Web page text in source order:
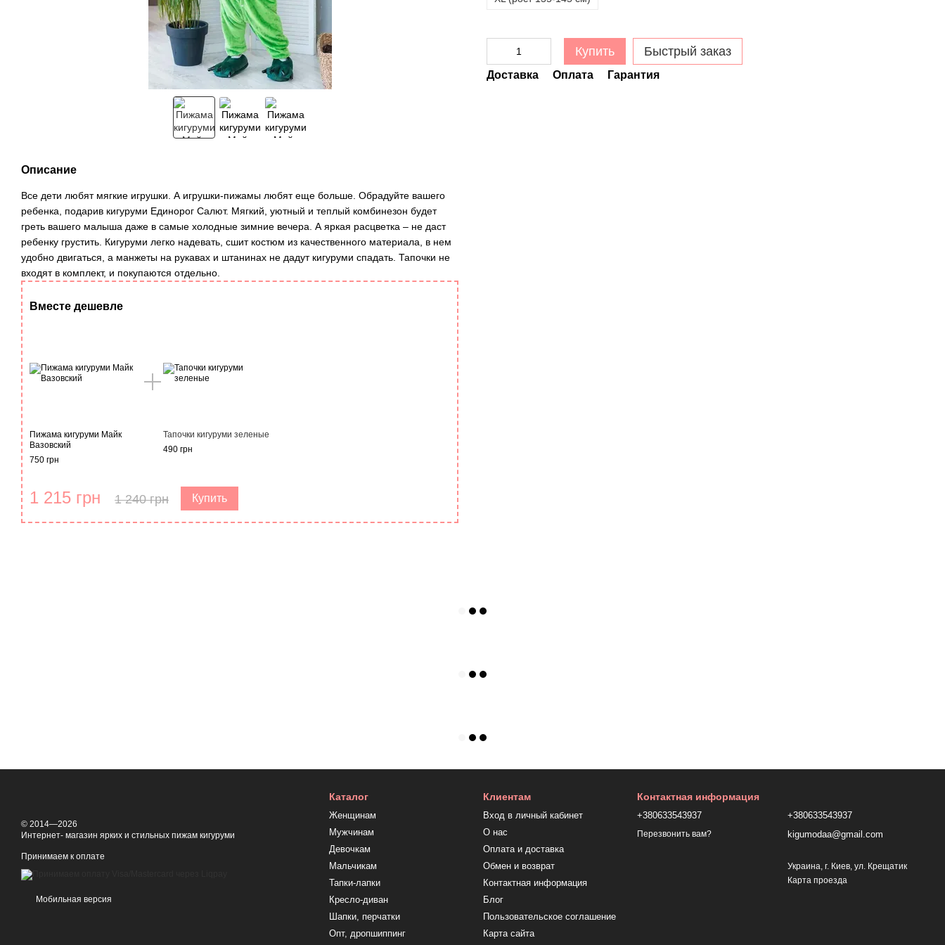
Описание
Все дети любят мягкие игрушки. А игрушки-пижамы любят еще больше. Обрадуйте вашего
ребенка, подарив кигуруми Единорог Салют. Мягкий, уютный и теплый комбинезон будет
греть вашего малыша даже в самые холодные зимние вечера. А яркая расцветка – не даст
ребенку грустить. Кигуруми легко надевать, сшит костюм из качественного материала, в нем
удобно двигаться, а манжеты на рукавах и штанинах не дадут кигуруми спадать. Тапочки не
входят в комплект, и покупаются отдельно.
Вместе дешевле
Пижама кигуруми Майк
Вазовский
750 грн
Тапочки кигуруми зеленые
490 грн
1 215 грн 1 240 грн Купить
Купить Быстрый заказ
Доставка Оплата Гарантия
© 2014—2026
Интернет- магазин ярких и стильных пижам кигуруми
Принимаем к оплате
Мобильная версия
Каталог
Женщинам
Мужчинам
Девочкам
Мальчикам
Тапки-лапки
Кресло-диван
Шапки, перчатки
Опт, дропшиппинг
Клиентам
Вход в личный кабинет
О нас
Оплата и доставка
Обмен и возврат
Контактная информация
Блог
Пользовательское соглашение
Карта сайта
Контактная информация
+380633543937
Перезвонить вам?
+380633543937
kigumodaa@gmail.com
Украина, г. Киев, ул. Крещатик
Карта проезда